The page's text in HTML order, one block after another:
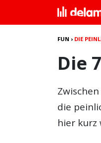
FUN › DIE
Die
die
hier kurz